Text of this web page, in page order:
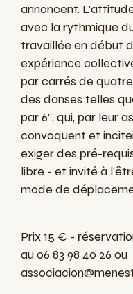
annoncent.
avec la rythmique
travaillée en début
expérience
par carrés de
des danses telles
par 6", qui, par leur
convoquent et
exiger des pré-
libre - et invité à
mode de
Prix 15 € -
au 06 83 98 40 26 ou